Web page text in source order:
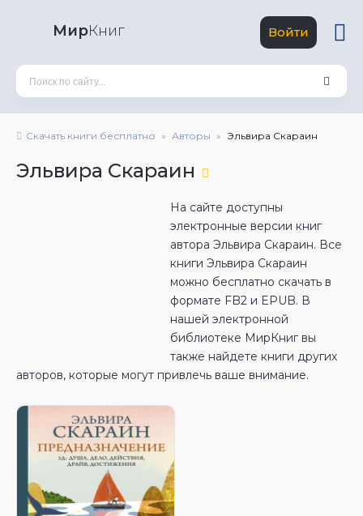
МирКниг Войти
Скачать книги бесплатно Авторы Эльвира Скараин
Эльвира Скараин
На сайте доступны
электронные версии книг
автора Эльвира Скараин. Все
книги Эльвира Скараин
можно бесплатно скачать в
формате FB2 и EPUB. В
нашей электронной
библиотеке МирКниг вы
также найдете книги других
авторов, которые могут привлечь ваше внимание.